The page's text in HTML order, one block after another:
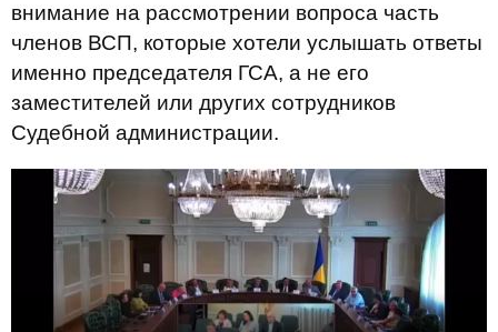
внимание на рассмотрении вопроса часть
членов ВСП, которые хотели услышать ответы
именно председателя ГСА, а не его
заместителей или других сотрудников
Судебной администрации.